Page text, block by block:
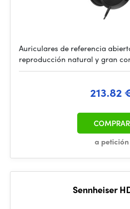
Auriculares de referencia
reproducción natural y gran
213.82
a petición
COMPRAR
Sennheiser